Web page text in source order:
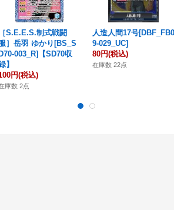
［S.E.E.S.制式戦闘
］岳羽 ゆかり[BS_S
D70-003_R]【SD70収
】
円(税込)
庫数 2点
人造人間17号[DBF_FB0
9-029_UC]
80円(税込)
在庫数 22点